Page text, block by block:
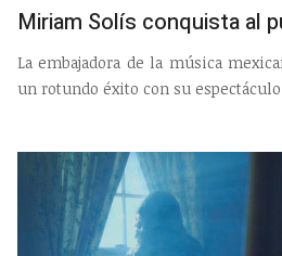
Miriam Solís conquista al
La embajadora de la música
un rotundo éxito con su